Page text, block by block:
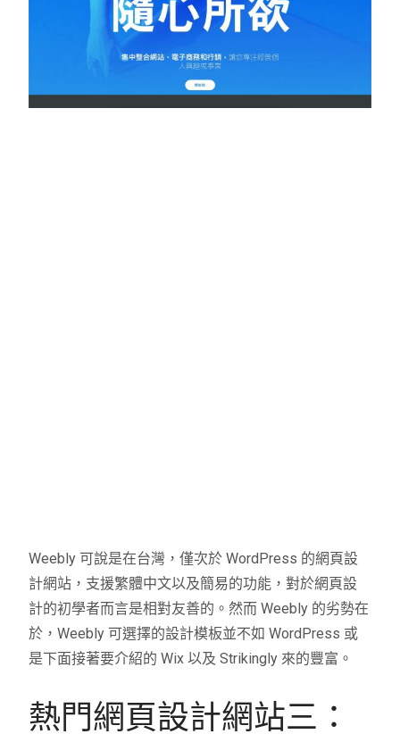
Weebly 可說是在台灣，僅次於 WordPress 的網頁設
計網站，支援繁體中文以及簡易的功能，對於網頁設
計的初學者而言是相對友善的。然而 Weebly 的劣勢在
於，Weebly 可選擇的設計模板並不如 WordPress 或
是下面接著要介紹的 Wix 以及 Strikingly 來的豐富。
熱門網頁設計網站三：